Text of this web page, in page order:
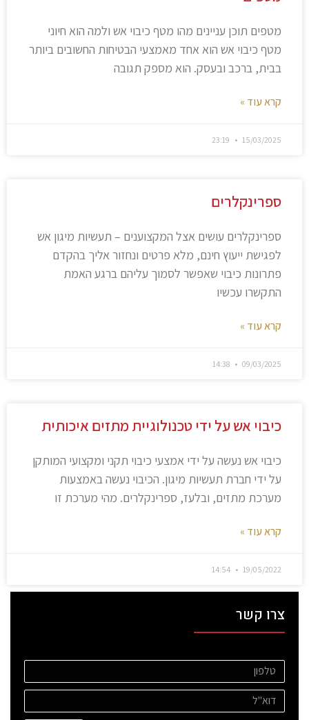
מטפים תוכן עניינים מהו מטף כיבוי אש ולמה הוא חיוני
מטף כיבוי אש הוא אחד מאמצעי הבטיחות החשובים ביותר
בבית, ברכב ובעסק. הוא מספק תגובה
קרא עוד »
15/03/2025
ספרינקלרים
ספרינקלרים עושים אצל המקצוענים – תעשיות מיגון אש
לפגישת ייעוץ חינם, מלא פרטים ונחזור אליך בהקדם
פתרונות כיבוי שאפשר לסמוך עליהם ברגע האמת
התקשרו עכשיו
קרא עוד »
09/03/2025
כיבוי אש על ידי טכנולוגיית מתזים איכותית
כיבוי אש נעשה על ידי אמצעי כיבוי תקני ומקצועי המותקן
על ידי חברת תעשיות מיגון. הכיבוי נעשה באמצעות
מערכת מתזים, ובלעז, ספרינקלרים. מהי מערכת זו
קרא עוד »
19/05/2022
צרו קשר